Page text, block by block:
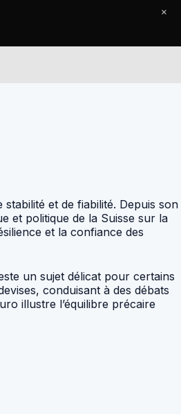
et de fiabilité. Depuis son
et politique de la Suisse sur la
et la confiance des
un sujet délicat pour certains
conduisant à des débats
illustre l’équilibre précaire
×